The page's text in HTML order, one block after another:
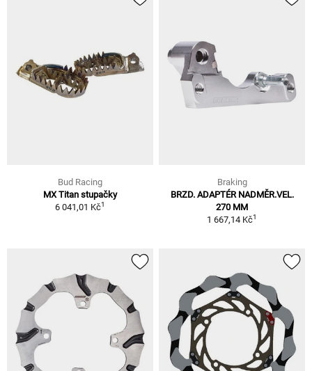
Bud Racing
MX Titan stupačky
6 041,01 Kč1
Braking
BRZD. ADAPTÉR NADMĚR.VEL.
270 MM
1 667,14 Kč1